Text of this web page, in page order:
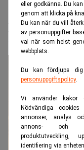
eller godkänna. Du
genom att klicka på
Du kan när du vill
av personuppgifter
val när som helst
webbplats.
Du kan fördjupa
personuppgiftspolicy.
Vi använder kakor
Nödvändiga
annonser, analys
annons- och
produktutveckling,
identifiering via
Realtid.se TT-nyhet
Elpriserna
timmarna du